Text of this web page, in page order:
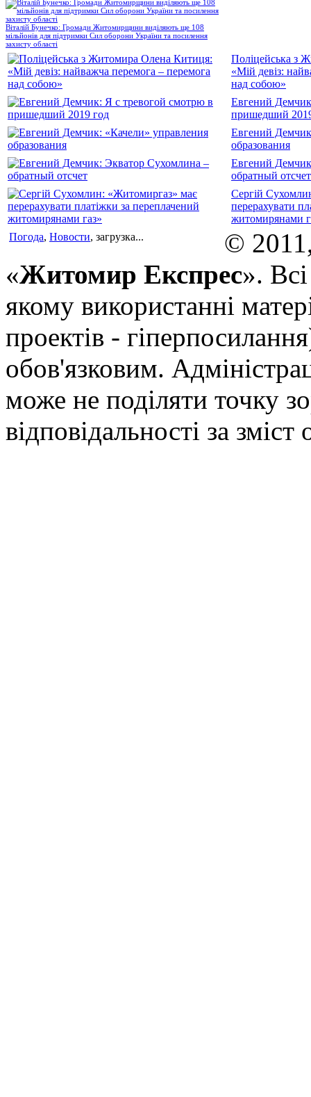
Віталій Бунечко: Громади Житомирщини виділяють ще 108
мільйонів для підтримки Сил оборони України та посилення
захисту області
Поліцейська з
«Мій девіз:
над собою»
Евгений
пришедший
Евгений
образования
Евгений
обратный отсчет
Сергій
перерахувати
житомирянами
Погода, Новости, загрузка...
©
«Житомир Експрес».
якому використанні
проектів -
обов'язковим.
може не поділяти точку
відповідальності за